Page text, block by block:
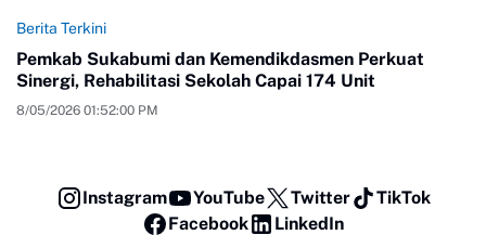
Berita Terkini
Pemkab Sukabumi dan Kemendikdasmen Perkuat
Sinergi, Rehabilitasi Sekolah Capai 174 Unit
8/05/2026 01:52:00 PM
Instagram YouTube Twitter
TikTok
Facebook
LinkedIn